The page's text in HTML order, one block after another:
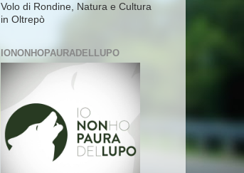
Volo di Rondine, Natura e Cultura
in Oltrepò
IONONHOPAURADELLUPO